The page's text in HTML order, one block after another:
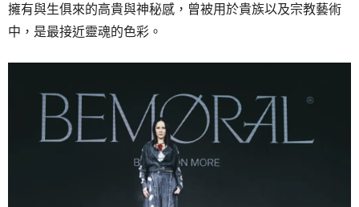
擁有與生俱來的高貴與神秘感，曾被用於貴族以及宗教藝術
中，是最接近靈魂的色彩。